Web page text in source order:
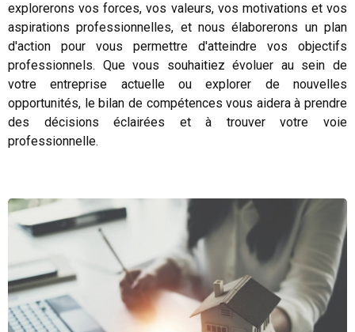
explorerons vos forces, vos valeurs, vos motivations et vos
aspirations professionnelles, et nous élaborerons un plan
d'action pour vous permettre d'atteindre vos objectifs
professionnels. Que vous souhaitiez évoluer au sein de
votre entreprise actuelle ou explorer de nouvelles
opportunités, le bilan de compétences vous aidera à prendre
des décisions éclairées et à trouver votre voie
professionnelle.